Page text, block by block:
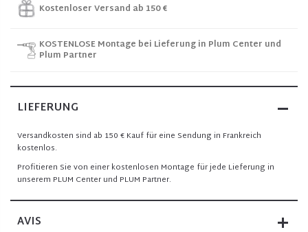
Kostenloser Versand ab 150 €
KOSTENLOSE Montage bei Lieferung in Plum Center und
Plum Partner
LIEFERUNG
Versandkosten sind ab 150 € Kauf für eine Sendung in Frankreich
kostenlos.
Profitieren Sie von einer kostenlosen Montage für jede Lieferung in
unserem PLUM Center und PLUM Partner.
AVIS